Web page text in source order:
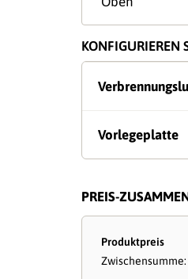
KONFIGURIEREN
Vorlegeplatte
PREIS-
Produktpreis
Zwischensumme: